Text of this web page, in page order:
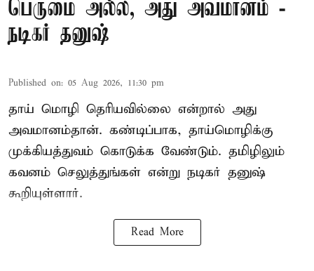
பெருமை அல்ல, அது அவமானம் -
நடிகர் தனுஷ்
Published on: 05 Aug 2026, 11:30 pm
தாய் மொழி தெரியவில்லை என்றால் அது
அவமானம்தான். கண்டிப்பாக, தாய்மொழிக்கு
முக்கியத்துவம் கொடுக்க வேண்டும். தமிழிலும்
கவனம் செலுத்துங்கள் என்று நடிகர் தனுஷ்
கூறியுள்ளார்.
Read More